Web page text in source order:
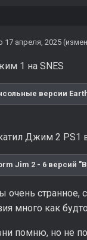
17 апреля, 2025
1 на SNES
версии
Джим 2 PS1
Jim 2 - 6 версий
очень странное,
много как
помню, но не